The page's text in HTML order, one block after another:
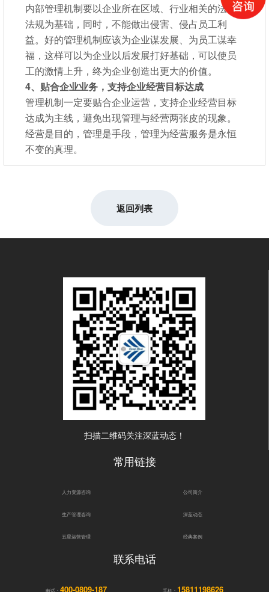
内部管理机制要以企业所在区域、行业相关的法律
法规为基础，同时，不能做出侵害、侵占员工利
益。好的管理机制应该为企业谋发展、为员工谋幸
福，这样可以为企业以后发展打好基础，可以使员
工的激情上升，终为企业创造出更大的价值。
4、贴合企业业务，支持企业经营目标达成
管理机制一定要贴合企业运营，支持企业经营目标
达成为主线，避免出现管理与经营两张皮的现象。
经营是目的，管理是手段，管理为经营服务是永恒
不变的真理。
返回列表
扫描二维码关注深蓝动态！
常用链接
人力资源咨询 公司简介
生产管理咨询 深蓝动态
五星运营管理 经典案例
联系电话
电话： 400-0809-187 手机： 15811198626